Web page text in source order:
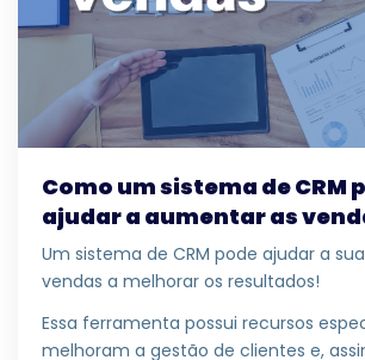
Como um sistema de CRM
ajudar a aumentar as
Um sistema de CRM pode ajudar a
vendas a melhorar os resultados!
Essa ferramenta possui recursos
melhoram a gestão de clientes e,